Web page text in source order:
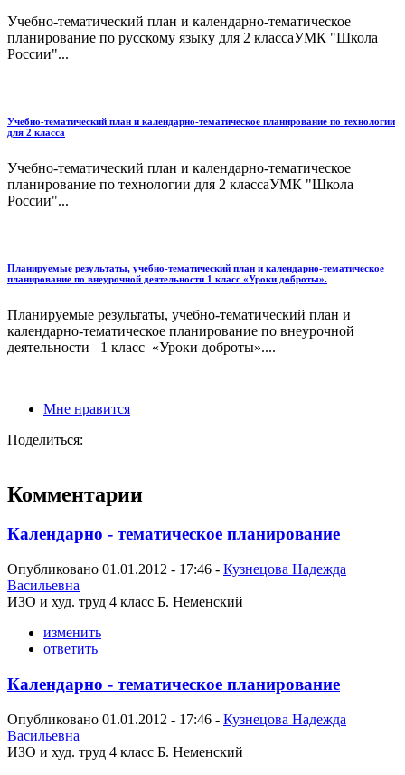
Учебно-тематический план и календарно-тематическое
планирование по русскому языку для 2 классаУМК "Школа
России"...
Учебно-тематический план и календарно-тематическое планирование по технологии
для 2 класса
Учебно-тематический план и календарно-тематическое
планирование по технологии для 2 классаУМК "Школа
России"...
Планируемые результаты, учебно-тематический план и календарно-тематическое
планирование по внеурочной деятельности 1 класс «Уроки доброты».
Планируемые результаты, учебно-тематический план и
календарно-тематическое планирование по внеурочной
деятельности 1 класс «Уроки доброты»....
Мне нравится
Поделиться:
Комментарии
Календарно - тематическое планирование
Опубликовано 01.01.2012 - 17:46 - Кузнецова Надежда
Васильевна
ИЗО и худ. труд 4 класс Б. Неменский
изменить
ответить
Календарно - тематическое планирование
Опубликовано 01.01.2012 - 17:46 - Кузнецова Надежда
Васильевна
ИЗО и худ. труд 4 класс Б. Неменский